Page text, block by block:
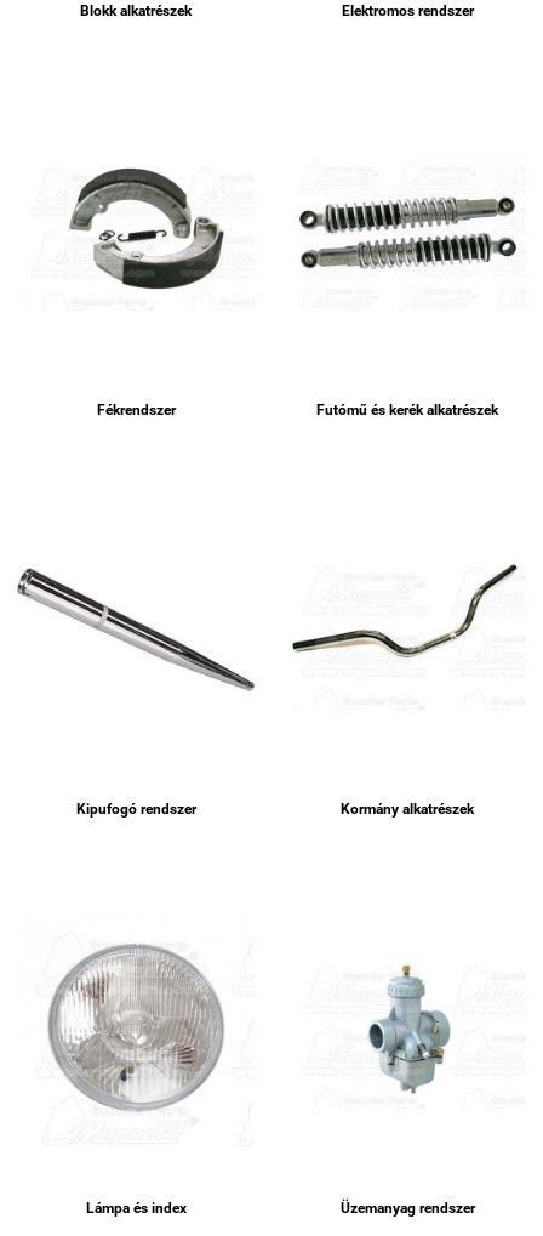
Blokk alkatrészek Elektromos rendszer
Fékrendszer Futómű és kerék alkatrészek
Kipufogó rendszer Kormány alkatrészek
Lámpa és index Üzemanyag rendszer